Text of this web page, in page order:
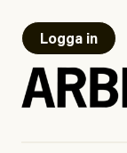
Logga in